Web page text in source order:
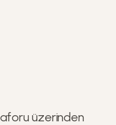
üzerinden